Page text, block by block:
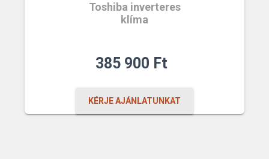
Toshiba inverteres
klíma
385 900 Ft
KÉRJE AJÁNLATUNKAT